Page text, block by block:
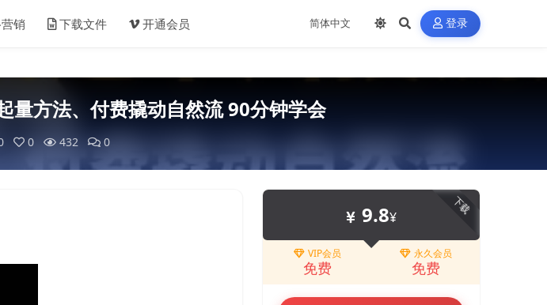
销 下载文件 开通会员 登录
量方法、付费撬动自然流 90分钟学会
0 432 0
下载
9.8¥
VIP会员
免费
永久会员
免费